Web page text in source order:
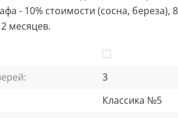
- 10% стоимости (сосна, береза),
месяцев.
3
Классика №5